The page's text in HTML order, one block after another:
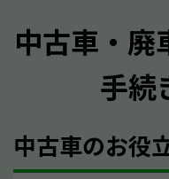
質問させていただく
メーカー／車種
型式／グレード
走行距離（例：約
中古車・廃
手続
中古車のお役